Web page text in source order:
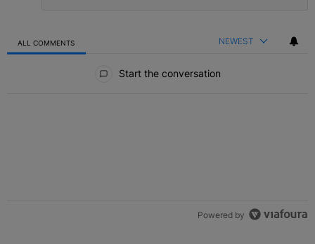
ALL COMMENTS NEWEST
Start the conversation
Powered by